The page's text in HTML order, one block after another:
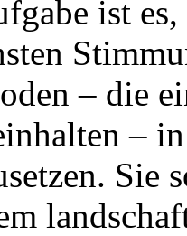
ist
– die
–
Sie